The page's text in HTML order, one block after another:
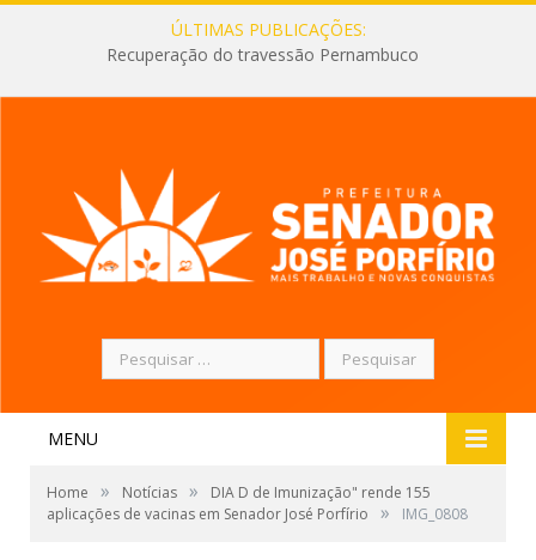
ÚLTIMAS PUBLICAÇÕES:
Recuperação do travessão Pernambuco
Pesquisar
por:
MENU
Home » Notícias »
DIA D de Imunização" rende 155
aplicações de vacinas em Senador José Porfírio
» IMG_0808